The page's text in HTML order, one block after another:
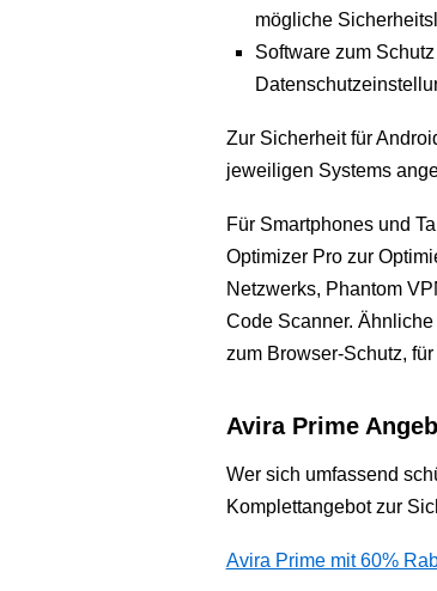
mögliche
Software zum
Zur Sicherheit für
jeweiligen Systems
Für Smartphones und
Optimizer Pro zur
Netzwerks, Phantom
Code Scanner.
zum Browser-Schutz,
Avira Prime
Wer sich umfassend
Komplettangebot zur
Avira Prime mit 60%